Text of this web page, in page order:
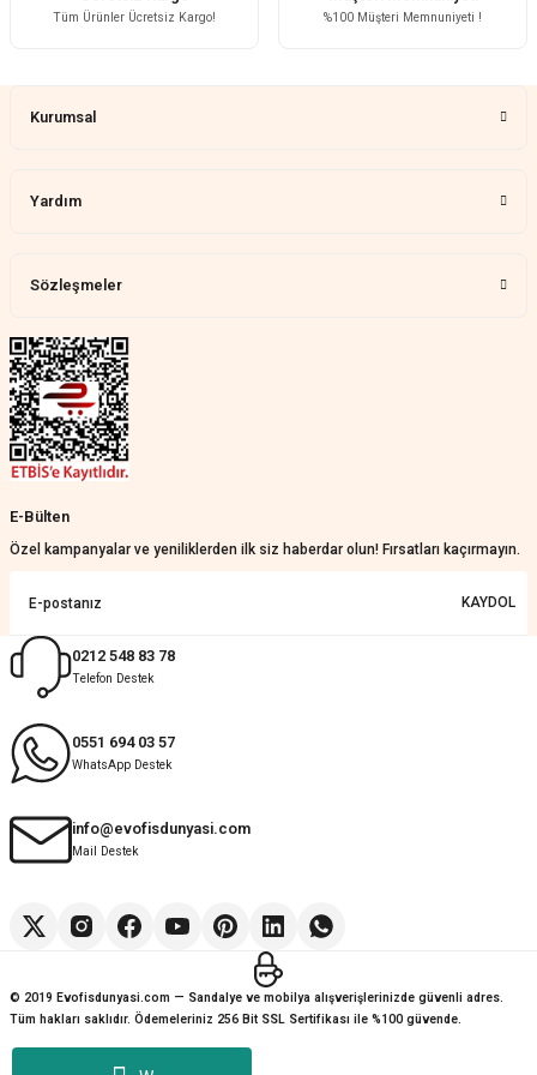
verirler, çok yardım ederler.
Teslim çok çabuk geldi. Montaj çok
Nathalie Prevost | 22/07/2026
Çok ilgililerdi
Merve Özen | 17/07/2026
KeRiM BeRBeR | 16/07/2026
Sorunsuz ve güvenilir
Muhammed Adsiz | 14/07/2026
Kolay
G... K... | 14/07/2026
Tüm Ürünler Ücretsiz Kargo! %100 Müşteri Memnuniyeti !
Kurumsal
Yardım
Sözleşmeler
E-Bülten
Özel kampanyalar ve yeniliklerden ilk siz haberdar olun! Fırsatları kaçırmayın.
KAYDOL
0212 548 83 78
Telefon Destek
0551 694 03 57
WhatsApp Destek
info@evofisdunyasi.com
Mail Destek
© 2019 Evofisdunyasi.com — Sandalye ve mobilya alışverişlerinizde güvenli adres.
Tüm hakları saklıdır. Ödemeleriniz 256 Bit SSL Sertifikası ile %100 güvende.